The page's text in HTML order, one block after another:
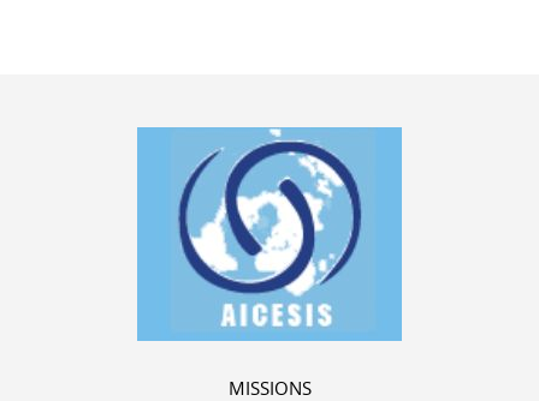
MISSIONS